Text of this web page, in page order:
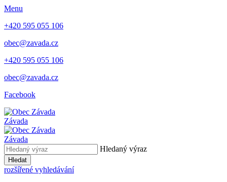
Menu
+420 595 055 106
obec@zavada.cz
+420 595 055 106
obec@zavada.cz
Facebook
Závada
Závada
Hledaný výraz
Hledat
rozšířené vyhledávání